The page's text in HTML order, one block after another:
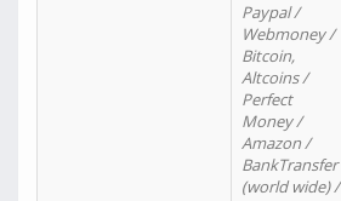
Paypal /
Webmoney /
Bitcoin,
Altcoins /
Perfect
Money /
Amazon /
BankTransfer
(world wide) /